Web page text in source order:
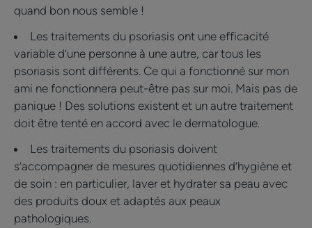
quand bon nous semble !
Les traitements du psoriasis ont une efficacité
variable d’une personne à une autre, car tous les
psoriasis sont différents. Ce qui a fonctionné sur mon
ami ne fonctionnera peut-être pas sur moi. Mais pas de
panique ! Des solutions existent et un autre traitement
doit être tenté en accord avec le dermatologue.
Les traitements du psoriasis doivent
s’accompagner de mesures quotidiennes d’hygiène et
de soin : en particulier, laver et hydrater sa peau avec
des produits doux et adaptés aux peaux
pathologiques.